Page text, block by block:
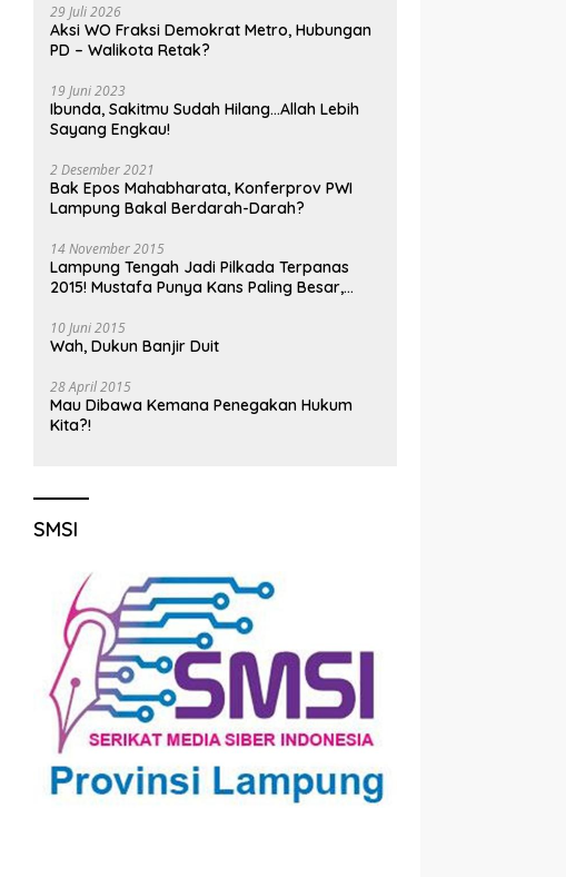
29 Juli 2026
Aksi WO Fraksi Demokrat Metro, Hubungan
PD – Walikota Retak?
19 Juni 2023
Ibunda, Sakitmu Sudah Hilang…Allah Lebih
Sayang Engkau!
2 Desember 2021
Bak Epos Mahabharata, Konferprov PWI
Lampung Bakal Berdarah-Darah?
14 November 2015
Lampung Tengah Jadi Pilkada Terpanas
2015! Mustafa Punya Kans Paling Besar,
10 Juni 2015
Wah, Dukun Banjir Duit
28 April 2015
Mau Dibawa Kemana Penegakan Hukum
Kita?!
SMSI